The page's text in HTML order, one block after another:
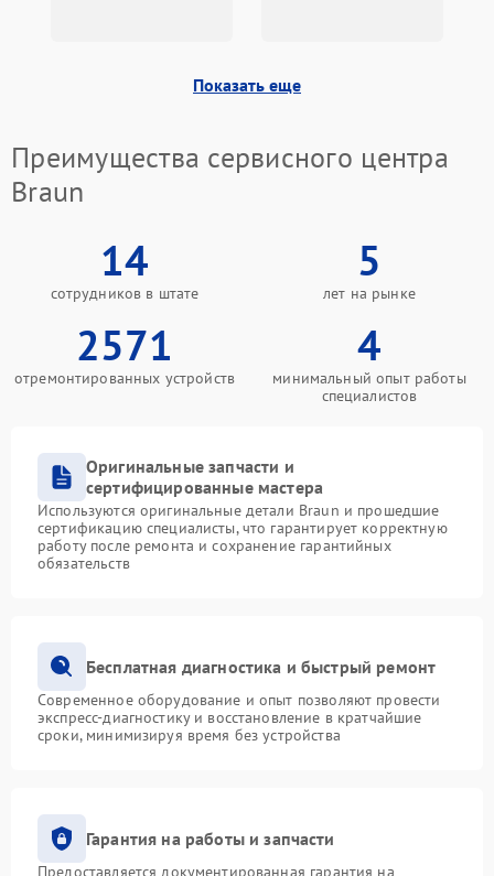
Показать еще
Преимущества сервисного центра
Braun
14
сотрудников в штате
5
лет на рынке
2571
отремонтированных устройств
4
минимальный опыт работы
специалистов
Оригинальные запчасти и
сертифицированные мастера
Используются оригинальные детали Braun и прошедшие
сертификацию специалисты, что гарантирует корректную
работу после ремонта и сохранение гарантийных
обязательств
Бесплатная диагностика и быстрый ремонт
Современное оборудование и опыт позволяют провести
экспресс-диагностику и восстановление в кратчайшие
сроки, минимизируя время без устройства
Гарантия на работы и запчасти
Предоставляется документированная гарантия на